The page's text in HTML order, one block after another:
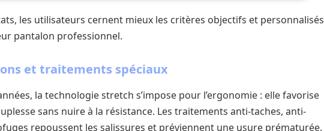
les utilisateurs cernent mieux les critères objectifs et personnalisés
pantalon professionnel.
et traitements spéciaux
la technologie stretch s’impose pour l’ergonomie : elle favorise
sans nuire à la résistance. Les traitements anti-taches, anti-
repoussent les salissures et préviennent une usure prématurée.